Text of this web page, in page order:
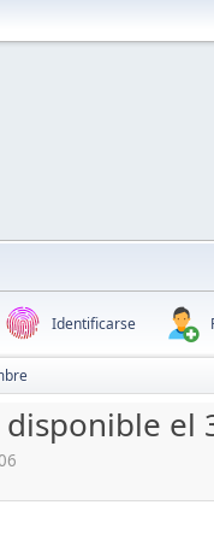
Identificarse
el